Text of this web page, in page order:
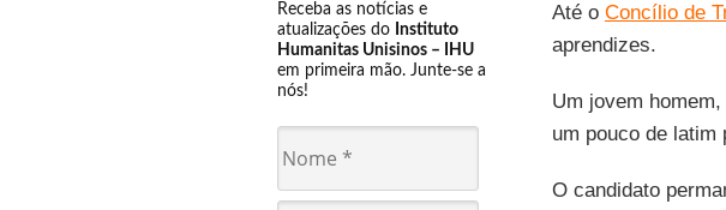
Receba as notícias e
atualizações do Instituto
Humanitas Unisinos – IHU
em primeira mão. Junte-se a
nós!
Até o Concílio de
aprendizes.
Um jovem
um pouco de latim
O candidato